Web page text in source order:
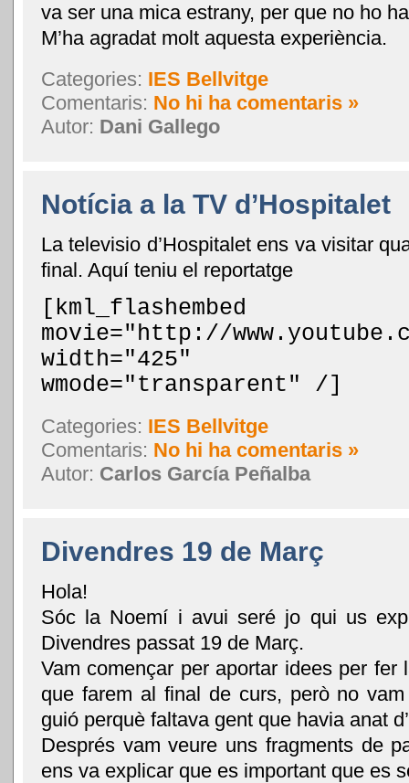
va ser una mica estrany, per que no ho
M’ha agradat molt aquesta experiència.
Categories: IES Bellvitge
Comentaris: No hi ha comentaris »
Autor: Dani Gallego
Notícia a la TV d’Hospitalet
La televisio d’Hospitalet ens va visitar
final. Aquí teniu el reportatge
[kml_flashembed
movie="http://
width="425"
wmode="transparent" /]
Categories: IES Bellvitge
Comentaris: No hi ha comentaris »
Autor: Carlos García Peñalba
Divendres 19 de Març
Hola!
Sóc la Noemí i avui seré jo qui us
Divendres passat 19 de Març.
Vam començar per aportar idees per fer
que farem al final de curs, però no
guió perquè faltava gent que havia anat
Després vam veure uns fragments de
ens va explicar que es important que es